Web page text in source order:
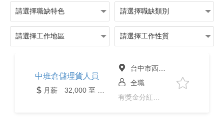
中班倉儲理貨人員
台中市西屯區
全職
有獎金分紅、免經驗